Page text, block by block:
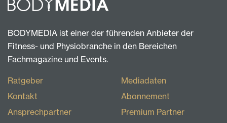
BODYMEDIA ist einer der führenden Anbieter der
Fitness- und Physiobranche in den Bereichen
Fachmagazine und Events.
Ratgeber
Kontakt
Ansprechpartner
Mediadaten
Abonnement
Premium Partner